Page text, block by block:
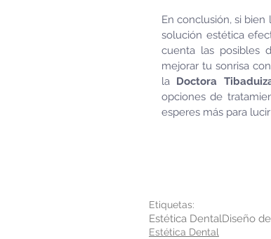
En conclusión, si bien
solución estética
cuenta las posibles
mejorar tu sonrisa
la Doctora
opciones de
esperes más para
Etiquetas:
Estética DentalDiseño
Estética Dental